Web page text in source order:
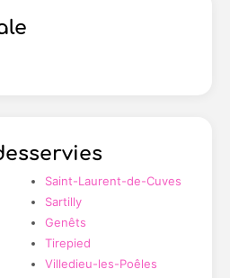
Saint-Laurent-de-Cuves
Sartilly
Genêts
Tirepied
Villedieu-les-Poêles